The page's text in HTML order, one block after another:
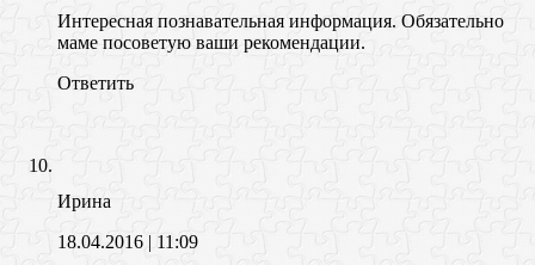
Интересная познавательная информация. Обязательно
маме посоветую ваши рекомендации.
Ответить
Ирина
18.04.2016 | 11:09